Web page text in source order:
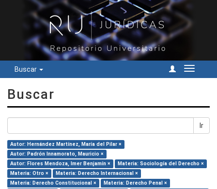
Buscar
Cambiar
Buscar
Ir
Autor: Hernández Martínez, María del Pilar ×
Autor: Padrón Innamorato, Mauricio ×
Autor: Flores Mendoza, Imer Benjamín ×
Materia: Sociología del Derecho ×
Materia: Otro ×
Materia: Derecho Internacional ×
Materia: Derecho Constitucional ×
Materia: Derecho Penal ×